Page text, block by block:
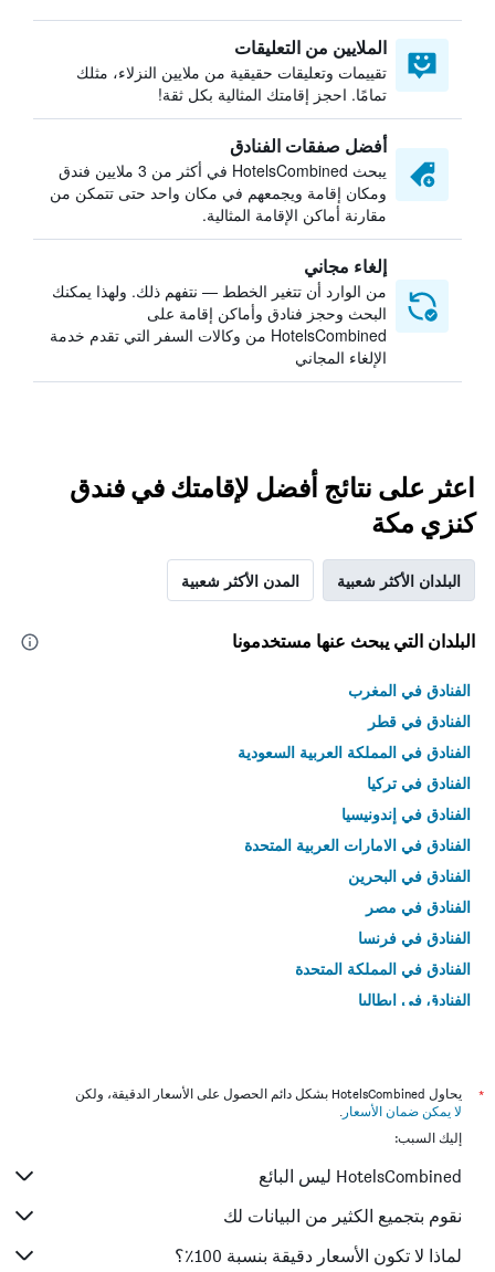
الملايين من التعليقات
تقييمات وتعليقات حقيقية من ملايين النزلاء، مثلك
تمامًا. احجز إقامتك المثالية بكل ثقة!
أفضل صفقات الفنادق
يبحث HotelsCombined في أكثر من 3 ملايين فندق
ومكان إقامة ويجمعهم في مكان واحد حتى تتمكن من
مقارنة أماكن الإقامة المثالية.
إلغاء مجاني
من الوارد أن تتغير الخطط — نتفهم ذلك. ولهذا يمكنك
البحث وحجز فنادق وأماكن إقامة على
HotelsCombined من وكالات السفر التي تقدم خدمة
الإلغاء المجاني
اعثر على نتائج أفضل لإقامتك في فندق
كنزي مكة
البلدان الأكثر شعبية المدن الأكثر شعبية
البلدان التي يبحث عنها مستخدمونا
الفنادق في المغرب
الفنادق في قطر
الفنادق في المملكة العربية السعودية
الفنادق في تركيا
الفنادق في إندونيسيا
الفنادق في الامارات العربية المتحدة
الفنادق في البحرين
الفنادق في مصر
الفنادق في فرنسا
الفنادق في المملكة المتحدة
الفنادق في إيطاليا
*
يحاول HotelsCombined بشكل دائم الحصول على الأسعار الدقيقة، ولكن
لا يمكن ضمان الأسعار .
إليك السبب:
HotelsCombined ليس البائع
نقوم بتجميع الكثير من البيانات لك
لماذا لا تكون الأسعار دقيقة بنسبة 100٪؟